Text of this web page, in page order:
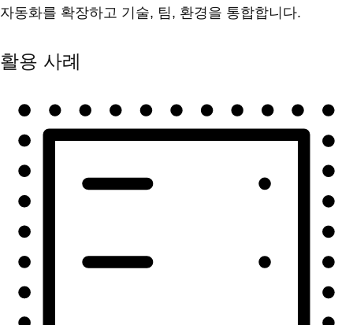
자동화를 확장하고 기술, 팀, 환경을 통합합니다.
활용 사례